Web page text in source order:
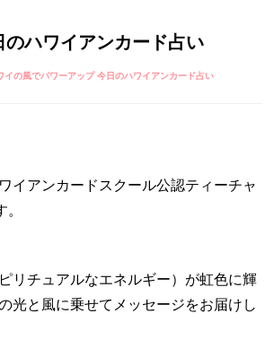
のハワイアンカード占い
イの風でパワーアップ 今日のハワイアンカード占い
イアンカードスクール公認ティーチャ
リチュアルなエネルギー）が虹色に輝
光と風に乗せてメッセージをお届けし